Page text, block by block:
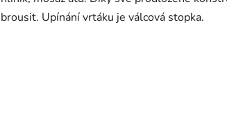
brousit. Upínání vrtáku je válcová stopka.